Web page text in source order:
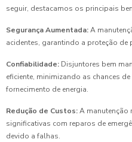
seguir, destacamos os principais
Segurança Aumentada:A
acidentes, garantindo a proteção de
Confiabilidade: Disjuntores bem
eficiente, minimizando as chances
fornecimento de energia.
Redução de Custos:A manutenção
significativas com reparos de
devido a falhas.